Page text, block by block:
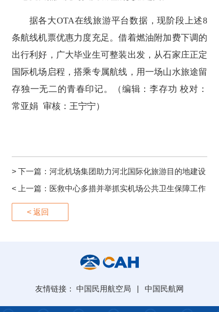
据各大OTA在线旅游平台数据，现阶段上述8
条航线机票优惠力度充足。借着燃油附加费下调的
出行利好，广大毕业生可整装出发，从石家庄正定
国际机场启程，搭乘专属航线，用一场山水旅途留
存独一无二的青春印记。
（编辑：李存功 校对：
常亚娟 审核：王宁宁）
> 下一篇： 河北机场集团助力河北国际化旅游目的地建设
< 上一篇： 医救中心多措并举抓实机场公共卫生保障工作
< 返回
友情链接： 中国民用航空局 中国民航网